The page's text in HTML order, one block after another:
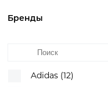
Бренды
Adidas (12)